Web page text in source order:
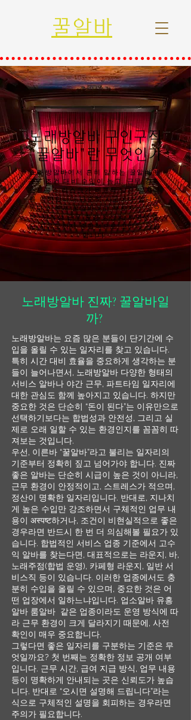
꿀알바
노래방알바 구인구직
"꿀알바"란 무엇인가
노래방알바에서 흔히 말하는 꿀알바란
근무 조건 대비 수입이 높고, 근무 강도·
스트레스·리스크가 비교적 낮은 일자리
를 의미합니다.단순히 시급이나 일당이
높다고 해서 꿀알바라고 부르지는 않으
며, 안전성·근무 환경·정산의 투명성·출
근 자유도까지 종합적으로 고려해 판단
합니다.
노래방알바 진짜? 꿀알바일
까?
노래방알바는 요즘 많은 분들이 단기간에 수
입을 올릴 수 있는 일자리를 찾고 있습니다.
특히 시간 대비 효율을 중요하게 생각하는 분
들이 늘어나면서, 노래방알바 다양한 형태의
서비스 알바나 야간 근무, 파트타임 일자리에
대한 관심도 함께 높아지고 있습니다. 하지만
중요한 것은 단순히 “돈이 된다”는 이유만으로
선택하기보다는 합법성과 안전성, 그리고 실
제로 오래 일할 수 있는 환경인지를 꼼꼼히 따
져보는 것입니다.
우선, 이른바 “꿀알바”라고 불리는 일자리의
기준부터 정확히 짚고 넘어가야 합니다. 진짜
좋은 알바는 단순히 시급이 높은 것이 아니라,
근무 환경이 안정적이고, 스트레스가 적으며,
정산이 명확한 일자리입니다. 반대로, 지나치
게 높은 수입만 강조하면서 구체적인 업무 내
용이 अस्पष्ट하거나, 조건이 비현실적으로 좋은
경우라면 반드시 한 번 더 의심해볼 필요가 있
습니다. 합법적인 서비스 업종 기준에서 고수
익 알바를 찾는다면, 대표적으로는 라운지, 바,
노래주점(합법 운영), 카페형 라운지, 일반 서
비스직 등이 있습니다. 이러한 업종에서도 충
분히 수입을 올릴 수 있으며, 중요한 것은 어
떤 업장에서 일하느냐입니다. 업소알바 유흥
알바 룸알바 같은 업종이라도 운영 방식에 따
라 근무 환경이 크게 달라지기 때문에, 사전
확인이 매우 중요합니다.
그렇다면 좋은 일자리를 구분하는 기준은 무
엇일까요? 첫 번째는 정확한 정보 공개 여부
입니다. 근무 시간, 급여 지급 방식, 업무 내용
등이 명확하게 안내되는 곳은 신뢰도가 높습
니다. 반대로 “오시면 설명해 드립니다”라는
식으로 구체적인 설명을 회피하는 경우라면
주의가 필요합니다.